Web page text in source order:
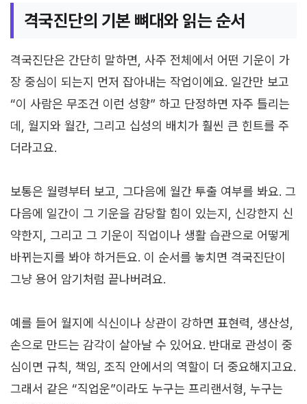
격국진단의 기본 뼈대와 읽는 순서
격국진단은 간단히 말하면, 사주 전체에서 어떤 기운이 가
장 중심이 되는지 먼저 잡아내는 작업이에요. 일간만 보고
“이 사람은 무조건 이런 성향” 하고 단정하면 자주 틀리는
데, 월지와 월간, 그리고 십성의 배치가 훨씬 큰 힌트를 주
더라고요.
보통은 월령부터 보고, 그다음에 월간 투출 여부를 봐요. 그
다음에 일간이 그 기운을 감당할 힘이 있는지, 신강한지 신
약한지, 그리고 그 기운이 직업이나 생활 습관으로 어떻게
바뀌는지를 봐야 하거든요. 이 순서를 놓치면 격국진단이
그냥 용어 암기처럼 끝나버려요.
예를 들어 월지에 식신이나 상관이 강하면 표현력, 생산성,
손으로 만드는 감각이 살아날 수 있어요. 반대로 관성이 중
심이면 규칙, 책임, 조직 안에서의 역할이 더 중요해지고요.
그래서 같은 “직업운”이라도 누구는 프리랜서형, 누구는